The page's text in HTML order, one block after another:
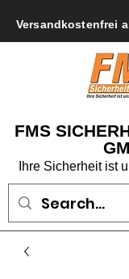
FMS
Ihre Sicherheit ist
Versandkostenfrei